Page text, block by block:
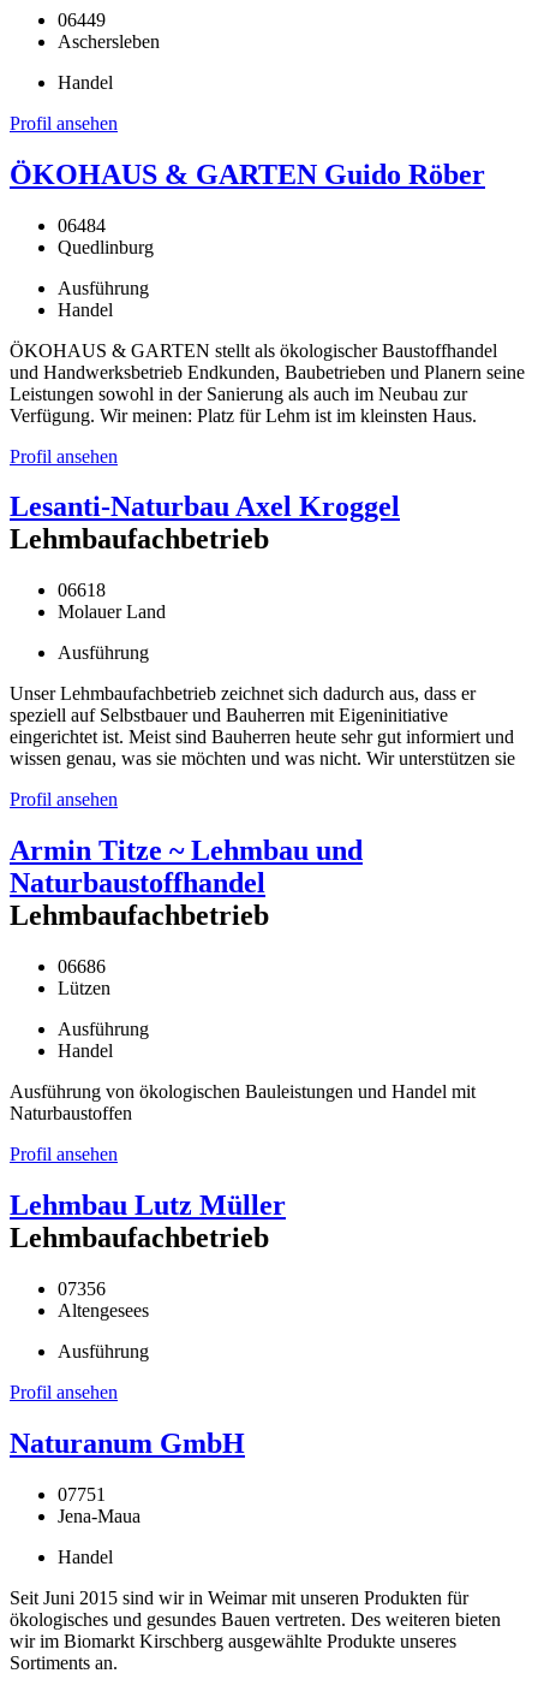
06449
Aschersleben
Handel
Profil ansehen
ÖKOHAUS & GARTEN Guido Röber
06484
Quedlinburg
Ausführung
Handel
ÖKOHAUS & GARTEN stellt als ökologischer Baustoffhandel
und Handwerksbetrieb Endkunden, Baubetrieben und Planern seine
Leistungen sowohl in der Sanierung als auch im Neubau zur
Verfügung. Wir meinen: Platz für Lehm ist im kleinsten Haus.
Profil ansehen
Lesanti-Naturbau Axel Kroggel
Lehmbaufachbetrieb
06618
Molauer Land
Ausführung
Unser Lehmbaufachbetrieb zeichnet sich dadurch aus, dass er
speziell auf Selbstbauer und Bauherren mit Eigeninitiative
eingerichtet ist. Meist sind Bauherren heute sehr gut informiert und
wissen genau, was sie möchten und was nicht. Wir unterstützen sie
Profil ansehen
Armin Titze ~ Lehmbau und
Naturbaustoffhandel
Lehmbaufachbetrieb
06686
Lützen
Ausführung
Handel
Ausführung von ökologischen Bauleistungen und Handel mit
Naturbaustoffen
Profil ansehen
Lehmbau Lutz Müller
Lehmbaufachbetrieb
07356
Altengesees
Ausführung
Profil ansehen
Naturanum GmbH
07751
Jena-Maua
Handel
Seit Juni 2015 sind wir in Weimar mit unseren Produkten für
ökologisches und gesundes Bauen vertreten. Des weiteren bieten
wir im Biomarkt Kirschberg ausgewählte Produkte unseres
Sortiments an.